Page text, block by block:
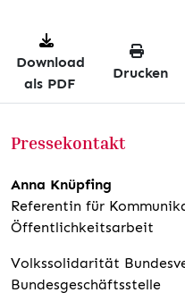
Download
als PDF
Drucken
Pressekontakt
Anna Knüpfing
Referentin für
Öffentlichkeitsarbeit
Volkssolidarität
Bundesgeschäftsstelle